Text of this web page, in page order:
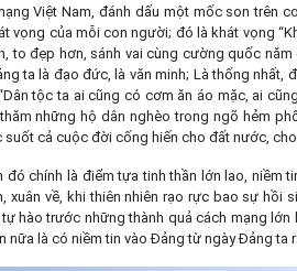
Việt Nam, đánh dấu một mốc son trên
vọng của mỗi con người; đó là khát vọng
to đẹp hơn, sánh vai cùng cường quốc năm
ta là đạo đức, là văn minh; Là thống nhất,
tộc ta ai cũng có cơm ăn áo mặc, ai
những hộ dân nghèo trong ngõ hẻm
suốt cả cuộc đời cống hiến cho đất nước,
chính là điểm tựa tinh thần lớn lao, niềm
về, khi thiên nhiên rạo rực bao sự hồi
hào trước những thành quả cách mạng
là có niềm tin vào Đảng từ ngày Đảng ta